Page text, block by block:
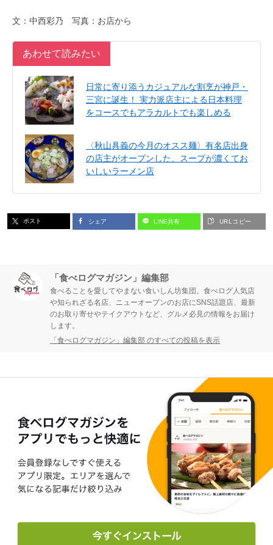
文：中西彩乃 写真：お店から
あわせて読みたい
日常に寄り添うカジュアルな割烹が神戸・
三宮に誕生！ 実力派店主による日本料理
をコースでもアラカルトでも楽しめる
〈秋山具義の今月のオスス麺〉有名店出身
の店主がオープンした、スープが濃くてお
いしいラーメン店
ポスト シェア LINE共有 URLコピー
「食べログマガジン」編集部
食べることを愛してやまない食いしん坊集団。食べログ人気店
や知られざる名店、ニューオープンのお店にSNS話題店、最新
のお取り寄せやテイクアウトなど、グルメ必見の情報をお届け
します。
「食べログマガジン」編集部 のすべての投稿を表示